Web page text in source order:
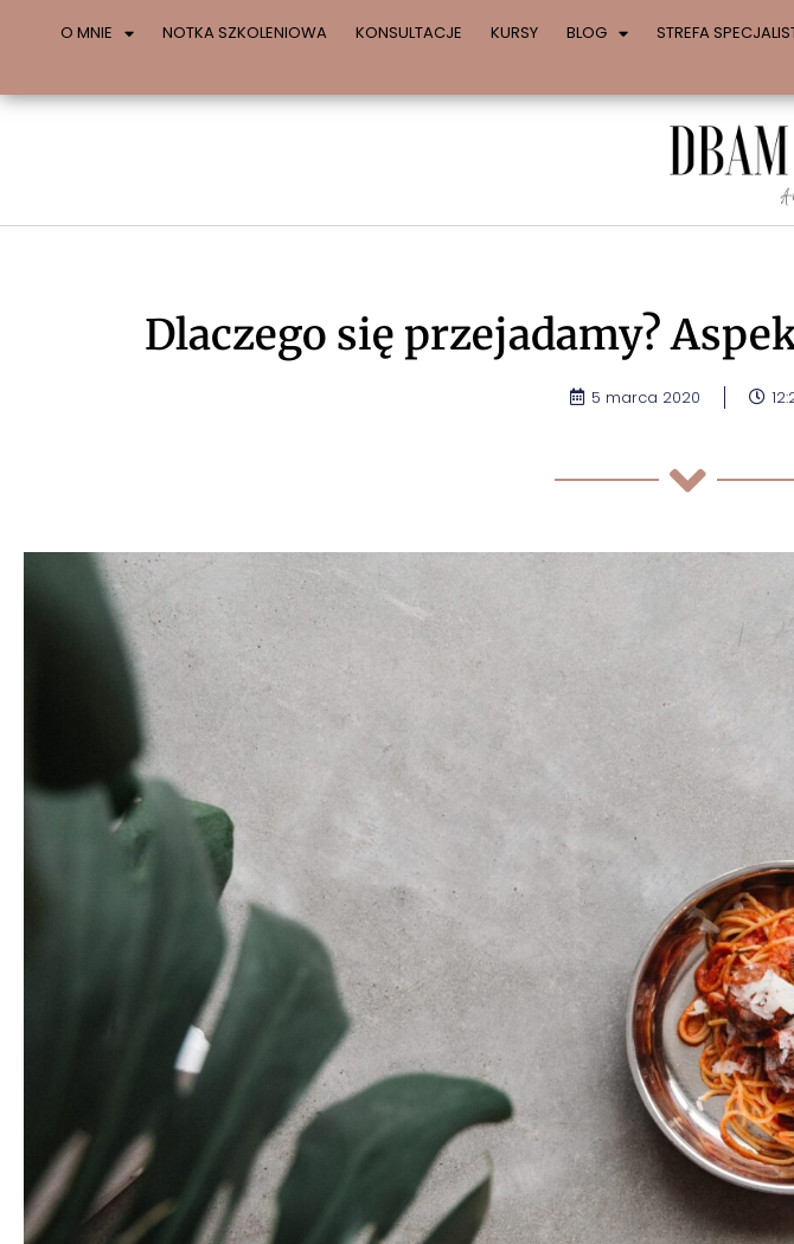
O MNIE NOTKA SZKOLENIOWA KONSULTACJE KURSY BLOG STREFA
Dlaczego się przejadamy?
5 marca 2020